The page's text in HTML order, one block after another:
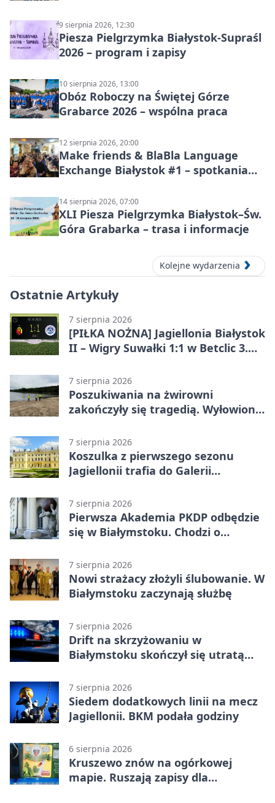
9 sierpnia 2026, 12:30
Piesza Pielgrzymka Białystok-Supraśl
2026 – program i zapisy
10 sierpnia 2026, 13:00
Obóz Roboczy na Świętej Górze
Grabarce 2026 – wspólna praca
12 sierpnia 2026, 20:00
Make friends & BlaBla Language
Exchange Białystok #1 – spotkania
14 sierpnia 2026, 07:00
XLI Piesza Pielgrzymka Białystok–Św.
Góra Grabarka – trasa i informacje
Kolejne wydarzenia
Ostatnie Artykuły
7 sierpnia 2026
[PIŁKA NOŻNA] Jagiellonia Białystok
II – Wigry Suwałki 1:1 w Betclic 3.
7 sierpnia 2026
Poszukiwania na żwirowni
zakończyły się tragedią. Wyłowiono
7 sierpnia 2026
Koszulka z pierwszego sezonu
Jagiellonii trafia do Galerii
7 sierpnia 2026
Pierwsza Akademia PKDP odbędzie
się w Białymstoku. Chodzi o
7 sierpnia 2026
Nowi strażacy złożyli ślubowanie. W
Białymstoku zaczynają służbę
7 sierpnia 2026
Drift na skrzyżowaniu w
Białymstoku skończył się utratą
7 sierpnia 2026
Siedem dodatkowych linii na mecz
Jagiellonii. BKM podała godziny
6 sierpnia 2026
Kruszewo znów na ogórkowej
mapie. Ruszają zapisy dla